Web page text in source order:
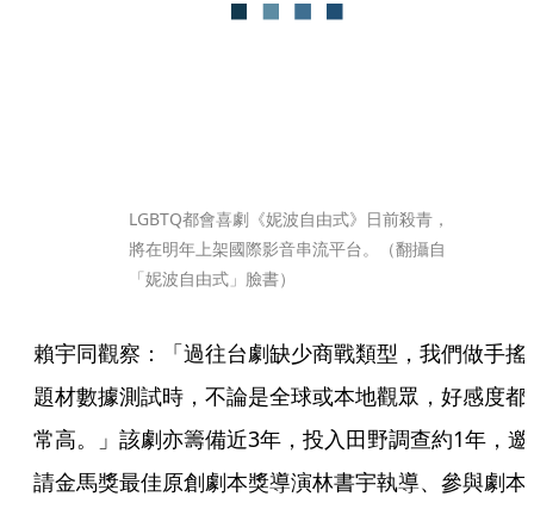
LGBTQ都會喜劇《妮波自由式》日前殺青，
將在明年上架國際影音串流平台。（翻攝自
「妮波自由式」臉書）
賴宇同觀察：「過往台劇缺少商戰類型，我們做手搖
題材數據測試時，不論是全球或本地觀眾，好感度都
常高。」該劇亦籌備近3年，投入田野調查約1年，邀
請金馬獎最佳原創劇本獎導演林書宇執導、參與劇本